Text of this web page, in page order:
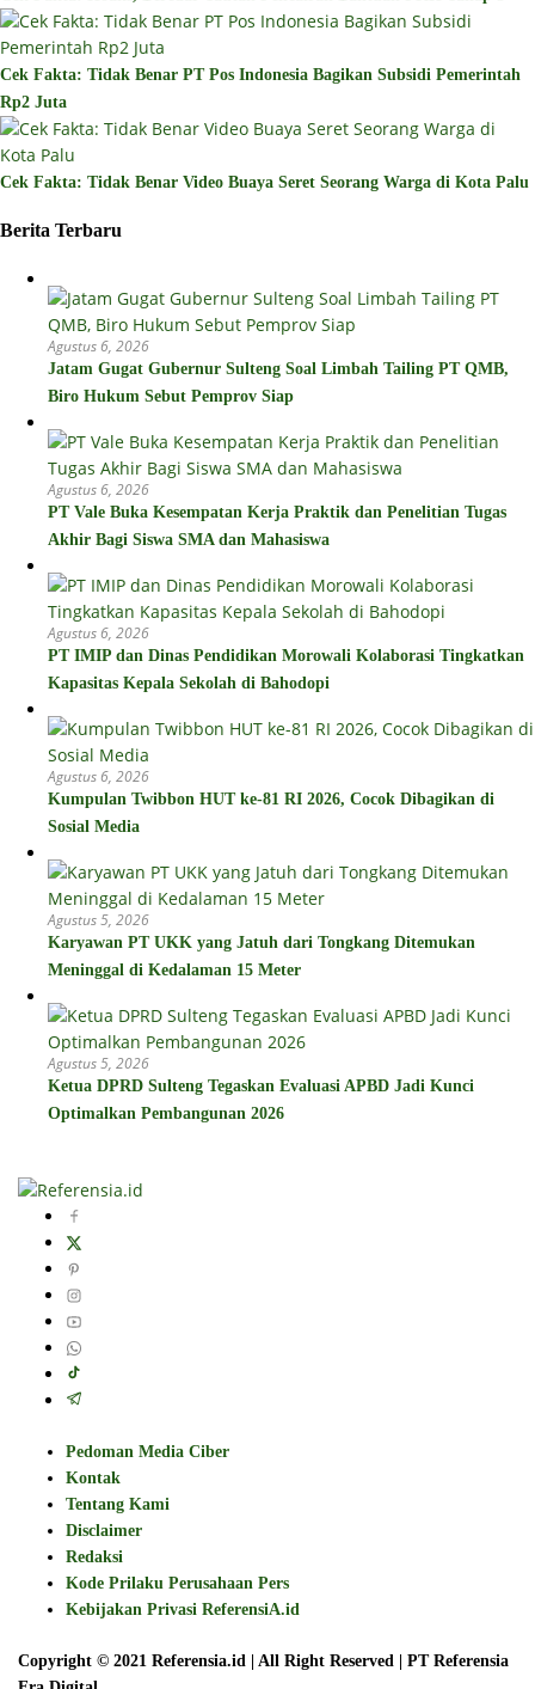
Cek Fakta: Tidak Benar PT Pos Indonesia Bagikan Subsidi Pemerintah
Rp2 Juta
Cek Fakta: Tidak Benar Video Buaya Seret Seorang Warga di Kota Palu
Berita Terbaru
Agustus 6, 2026
Jatam Gugat Gubernur Sulteng Soal Limbah Tailing PT QMB,
Biro Hukum Sebut Pemprov Siap
Agustus 6, 2026
PT Vale Buka Kesempatan Kerja Praktik dan Penelitian Tugas
Akhir Bagi Siswa SMA dan Mahasiswa
Agustus 6, 2026
PT IMIP dan Dinas Pendidikan Morowali Kolaborasi Tingkatkan
Kapasitas Kepala Sekolah di Bahodopi
Agustus 6, 2026
Kumpulan Twibbon HUT ke-81 RI 2026, Cocok Dibagikan di
Sosial Media
Agustus 5, 2026
Karyawan PT UKK yang Jatuh dari Tongkang Ditemukan
Meninggal di Kedalaman 15 Meter
Agustus 5, 2026
Ketua DPRD Sulteng Tegaskan Evaluasi APBD Jadi Kunci
Optimalkan Pembangunan 2026
Pedoman Media Ciber
Kontak
Tentang Kami
Disclaimer
Redaksi
Kode Prilaku Perusahaan Pers
Kebijakan Privasi ReferensiA.id
Copyright © 2021 Referensia.id | All Right Reserved | PT Referensia